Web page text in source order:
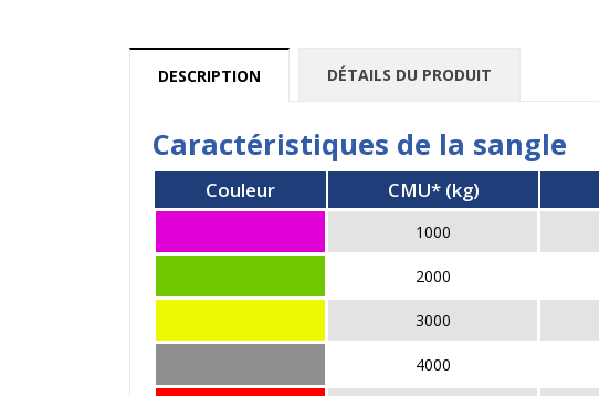
DESCRIPTION DÉTAILS DU PRODUIT
Caractéristiques de la sangle
Couleur CMU* (kg)
1000
2000
3000
4000